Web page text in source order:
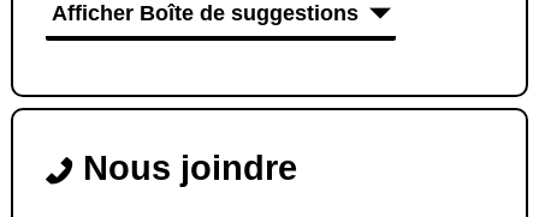
Afficher Boîte de suggestions
Nous joindre